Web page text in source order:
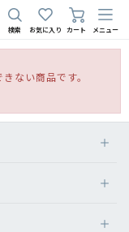
検索 お気に入り カート メニュー
ない商品です。